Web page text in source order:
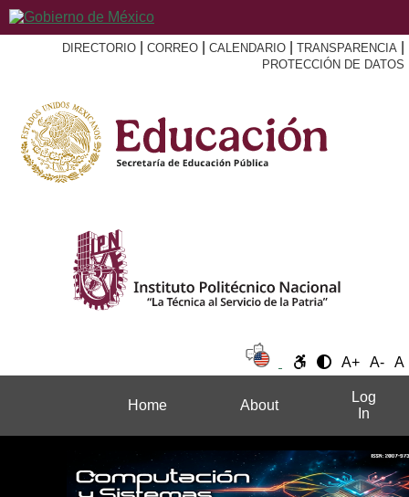
DIRECTORIO CORREO CALENDARIO TRANSPARENCIA
PROTECCIÓN DE DATOS
A+ A- A
Home About
Log
In